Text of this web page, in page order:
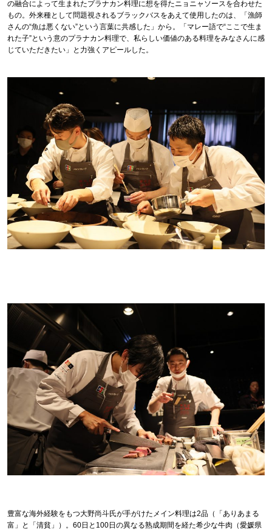
の融合によって生まれたプラナカン料理に想を得たニョニャソースを合わせた
もの。外来種として問題視されるブラックバスをあえて使用したのは、「漁師
さんの“魚は悪くない”という言葉に共感した」から。「マレー語で“ここで生ま
れた子”という意のプラナカン料理で、私らしい価値のある料理をみなさんに感
じていただきたい」と力強くアピールした。
豊富な海外経験をもつ大野尚斗氏が手がけたメイン料理は2品（「ありあまる
富」と「清貧」）。60日と100日の異なる熟成期間を経た希少な牛肉（愛媛県